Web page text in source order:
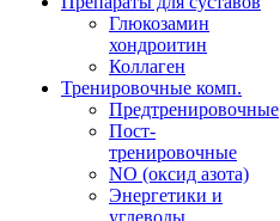
Глюкозамин
хондроитин
Коллаген
Тренировочные комп.
Предтренировочные
Пост-
тренировочные
NO (оксид азота)
Энергетики и
углеводы